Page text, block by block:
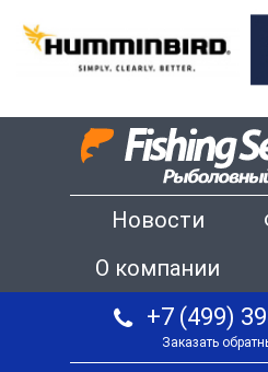
Новости
О компании
+7 (499)
Заказать